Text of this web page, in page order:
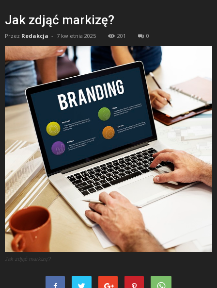
Jak zdjąć markizę?
Przez Redakcja - 7 kwietnia 2025 201 0
Jak zdjąć markizę?